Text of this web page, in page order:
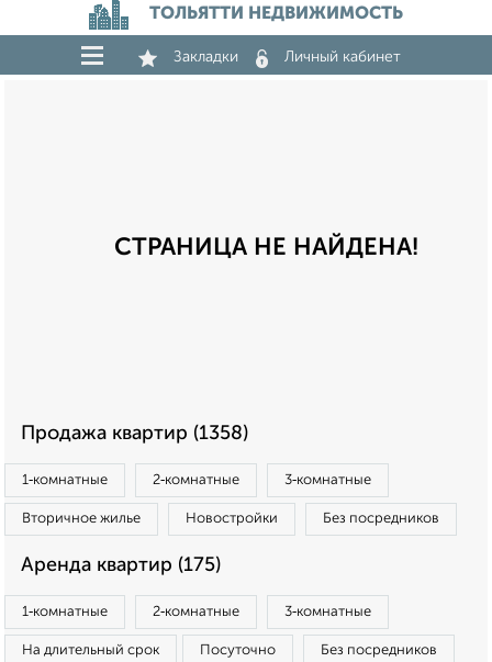
ТОЛЬЯТТИ НЕДВИЖИМОСТЬ
Закладки Личный кабинет
СТРАНИЦА НЕ НАЙДЕНА!
Продажа квартир (1358)
1‑комнатные 2‑комнатные 3‑комнатные
Вторичное жилье Новостройки Без посредников
Аренда квартир (175)
1‑комнатные 2‑комнатные 3‑комнатные
На длительный срок Посуточно Без посредников